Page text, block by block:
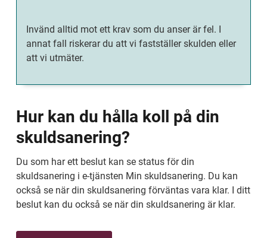
Invänd alltid mot ett krav som du anser är fel. I
annat fall riskerar du att vi fastställer skulden eller
att vi utmäter.
Hur kan du hålla koll på din
skuldsanering?
Du som har ett beslut kan se status för din
skuldsanering i e-tjänsten Min skuldsanering. Du kan
också se när din skuldsanering förväntas vara klar. I ditt
beslut kan du också se när din skuldsanering är klar.